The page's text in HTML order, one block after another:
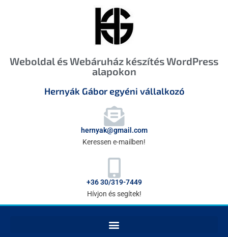
Weboldal és Webáruház készítés WordPress
alapokon
Hernyák Gábor egyéni vállalkozó
hernyak@gmail.com
Keressen e-mailben!
+36 30/319-7449
Hívjon és segítek!